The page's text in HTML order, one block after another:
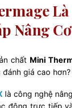
Nâng
chất Mini
giá cao hơn?
là công nghệ